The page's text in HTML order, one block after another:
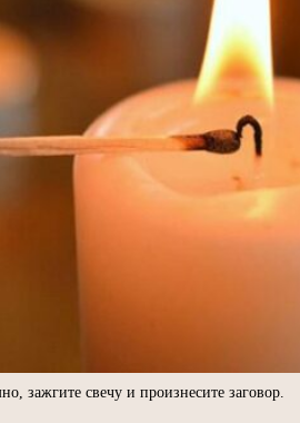
зажгите свечу и произнесите заговор.